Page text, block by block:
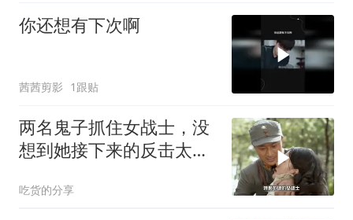
你还想有下次啊
茜茜剪影 1跟贴
两名鬼子抓住女战士，没
想到她接下来的反击太解
吃货的分享